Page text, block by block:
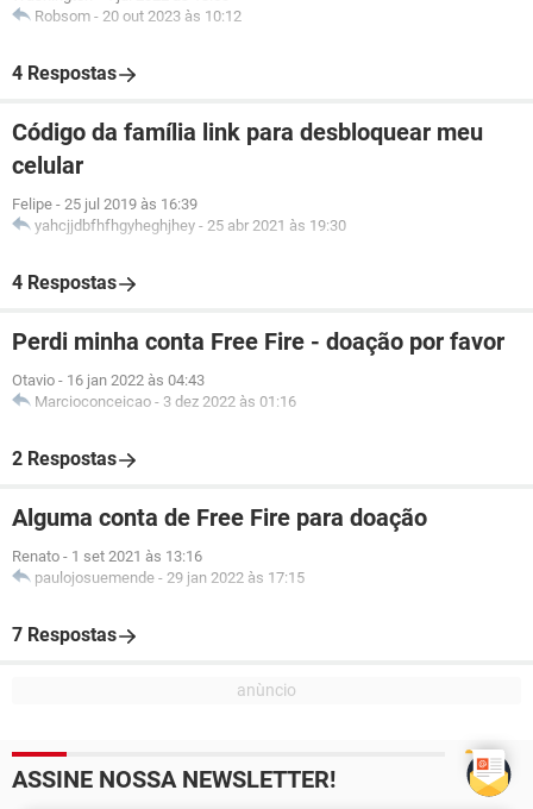
Robsom - 20 out 2023 às 10:12
4 Respostas
Código da família link para desbloquear meu
celular
Felipe - 25 jul 2019 às 16:39
yahcjjdbfhfhgyheghjhey - 25 abr 2021 às 19:30
4 Respostas
Perdi minha conta Free Fire - doação por favor
Otavio - 16 jan 2022 às 04:43
Marcioconceicao - 3 dez 2022 às 01:16
2 Respostas
Alguma conta de Free Fire para doação
Renato - 1 set 2021 às 13:16
paulojosuemende - 29 jan 2022 às 17:15
7 Respostas
ASSINE NOSSA NEWSLETTER!